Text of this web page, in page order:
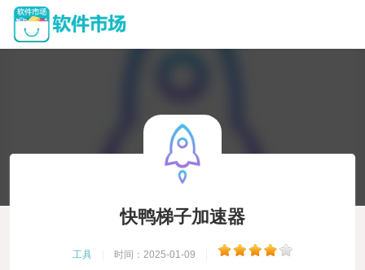
快鸭梯子加速器
工具 时间：2025-01-09